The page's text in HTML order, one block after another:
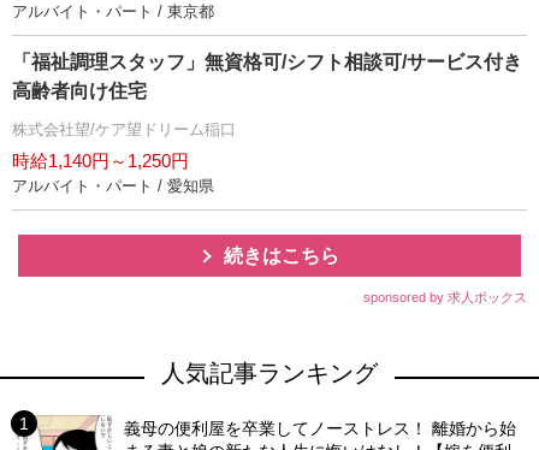
アルバイト・パート / 東京都
「福祉調理スタッフ」無資格可/シフト相談可/サービス付き
高齢者向け住宅
株式会社望/ケア望ドリーム稲口
時給1,140円～1,250円
アルバイト・パート / 愛知県
続きはこちら
sponsored by 求人ボックス
人気記事ランキング
義母の便利屋を卒業してノーストレス！ 離婚から始